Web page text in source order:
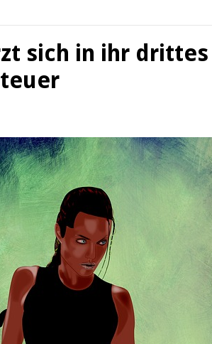
sich in ihr drittes